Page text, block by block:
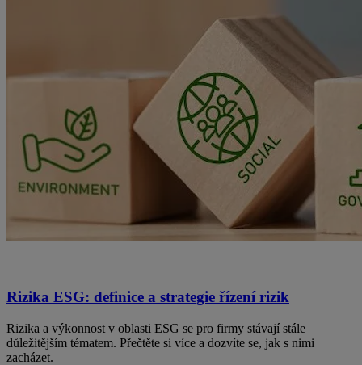
Rizika ESG: definice a strategie řízení rizik
Rizika a výkonnost v oblasti ESG se pro firmy stávají stále
důležitějším tématem. Přečtěte si více a dozvíte se, jak s nimi
zacházet.